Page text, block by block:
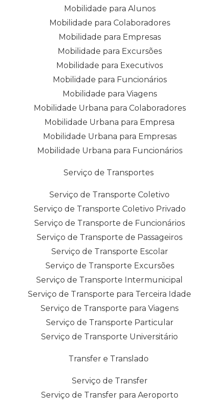
Mobilidade para Alunos
Mobilidade para Colaboradores
Mobilidade para Empresas
Mobilidade para Excursões
Mobilidade para Executivos
Mobilidade para Funcionários
Mobilidade para Viagens
Mobilidade Urbana para Colaboradores
Mobilidade Urbana para Empresa
Mobilidade Urbana para Empresas
Mobilidade Urbana para Funcionários
Serviço de Transportes
Serviço de Transporte Coletivo
Serviço de Transporte Coletivo Privado
Serviço de Transporte de Funcionários
Serviço de Transporte de Passageiros
Serviço de Transporte Escolar
Serviço de Transporte Excursões
Serviço de Transporte Intermunicipal
Serviço de Transporte para Terceira Idade
Serviço de Transporte para Viagens
Serviço de Transporte Particular
Serviço de Transporte Universitário
Transfer e Translado
Serviço de Transfer
Serviço de Transfer para Aeroporto